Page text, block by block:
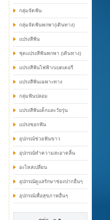
กลุ่มจัดฟัน
กลุ่มจัดฟันพกพา(เดินทาง)
แปรงสีฟัน
ชุดแปรงสีฟันพกพา (เดินทาง)
แปรงสีฟันไฟฟ้า/แบตเตอรี
แปรงสีฟันเฉพาะทาง
กลุ่มฟันปลอม
แปรงสีฟันเด็กและวัยรุ่น
แปรงซอกฟัน
อุปกรณ์ช่วยฟันขาว
อุปกรณ์ทำความสะอาดลิ้น
อะไหล่เปลี่ยน
อุปกรณ์ดูแลรักษาช่องปากอื่นๆ
อุปกรณ์เพื่อสุขภาพอื่นๆ